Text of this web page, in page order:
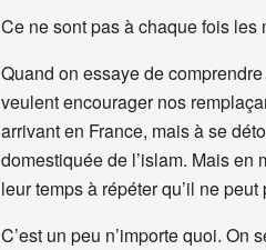
Ce ne sont pas à chaque fois
Quand on essaye de
veulent encourager nos
arrivant en France, mais à se
domestiquée de l’islam. Mais
leur temps à répéter qu’il ne
C’est un peu n’importe quoi.